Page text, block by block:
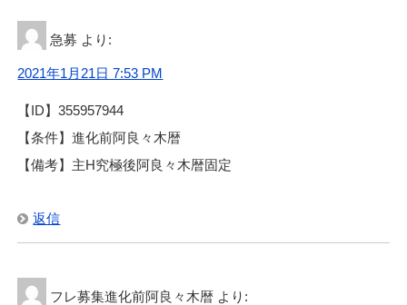
急募 より:
2021年1月21日 7:53 PM
【ID】355957944
【条件】進化前阿良々木暦
【備考】主H究極後阿良々木暦固定
返信
フレ募集進化前阿良々木暦 より: